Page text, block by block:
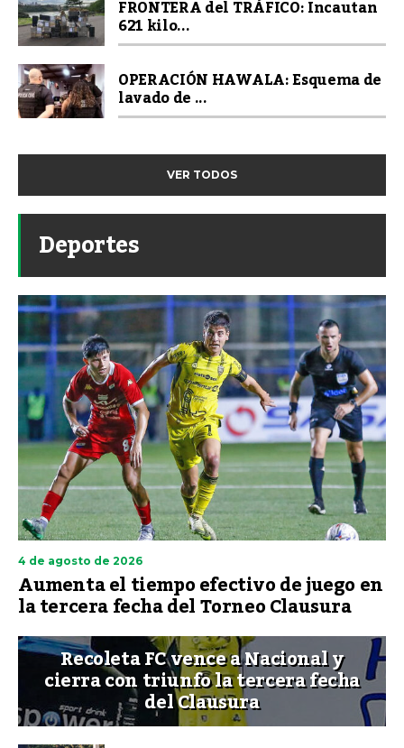
FRONTERA del TRÁFICO: Incautan
621 kilo...
OPERACIÓN HAWALA: Esquema de
lavado de ...
VER TODOS
Deportes
4 de agosto de 2026
Aumenta el tiempo efectivo de juego en
la tercera fecha del Torneo Clausura
Recoleta FC vence a Nacional y
cierra con triunfo la tercera fecha
del Clausura